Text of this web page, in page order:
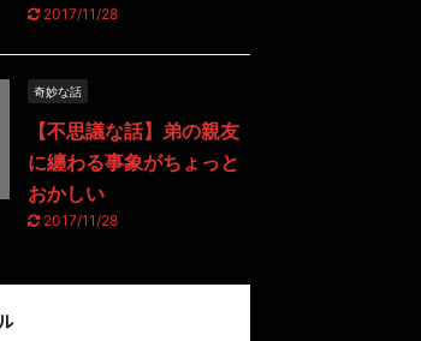
2017/11/28
奇妙な話
【不思議な話】弟の親友
に纏わる事象がちょっと
おかしい
2017/11/28